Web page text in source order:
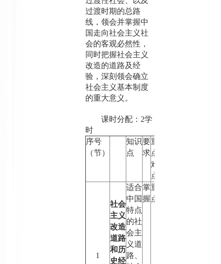
过渡时期的总路
线，领会并掌握中
国走向社会主义社
会的客观必然性，
同时把握社会主义
改造的道路及经
验，深刻领会确立
社会主义基本制度
的重大意义。
课时分配： 2学
时
序号
（节）
知识
点
要
求
重
点
难
点
1
社会
主义
改造
道路
和历
史经
适合
中国
特点
的社
会主
义道
路、
掌
握
重
点